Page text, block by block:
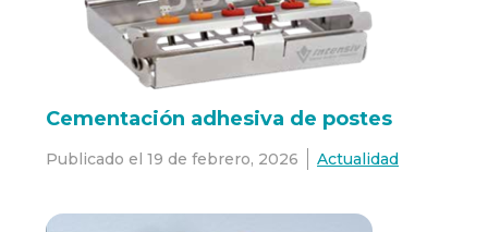
Cementación adhesiva de postes
Publicado el 19 de febrero, 2026 Actualidad